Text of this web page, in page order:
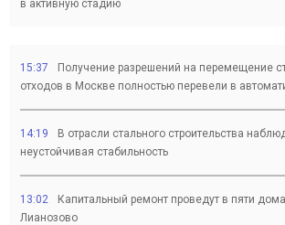
в активную стадию
15:37
Получение разрешений на перемещение
отходов в Москве полностью перевели в
14:19
В отрасли стального строительства
неустойчивая стабильность
13:02
Капитальный ремонт проведут в пяти
Лианозово